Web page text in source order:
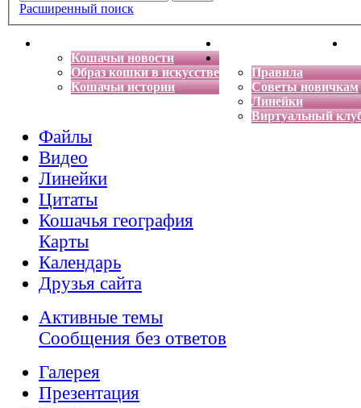
Расширенный поиск
Кошачьи новости
Образ кошки в искусстве
Кошачьи истории
Энциклопедия кошек
Правила
Советы новичкам
Линейки
Виртуальный
Файлы
Видео
Линейки
Цитаты
Кошачья география
Карты
Календарь
Друзья сайта
Активные темы
Сообщения без ответов
Галерея
Презентация